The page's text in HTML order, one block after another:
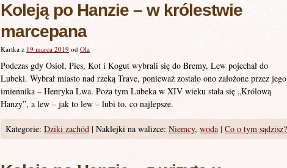
Koleją po Hanzie – w królestwie
marcepana
Kartka z 19 marca 2019 od Ola
Podczas gdy Osioł, Pies, Kot i Kogut wybrali się do Bremy, Lew pojechał do
Lubeki. Wybrał miasto nad rzeką Trave, ponieważ zostało ono założone przez jego
imiennika – Henryka Lwa. Poza tym Lubeka w XIV wieku stała się „Królową
Hanzy”, a lew – jak to lew – lubi to, co najlepsze.
Kategorie: Dziki zachód | Naklejki na walizce: Niemcy, woda | Co o tym sądzisz?